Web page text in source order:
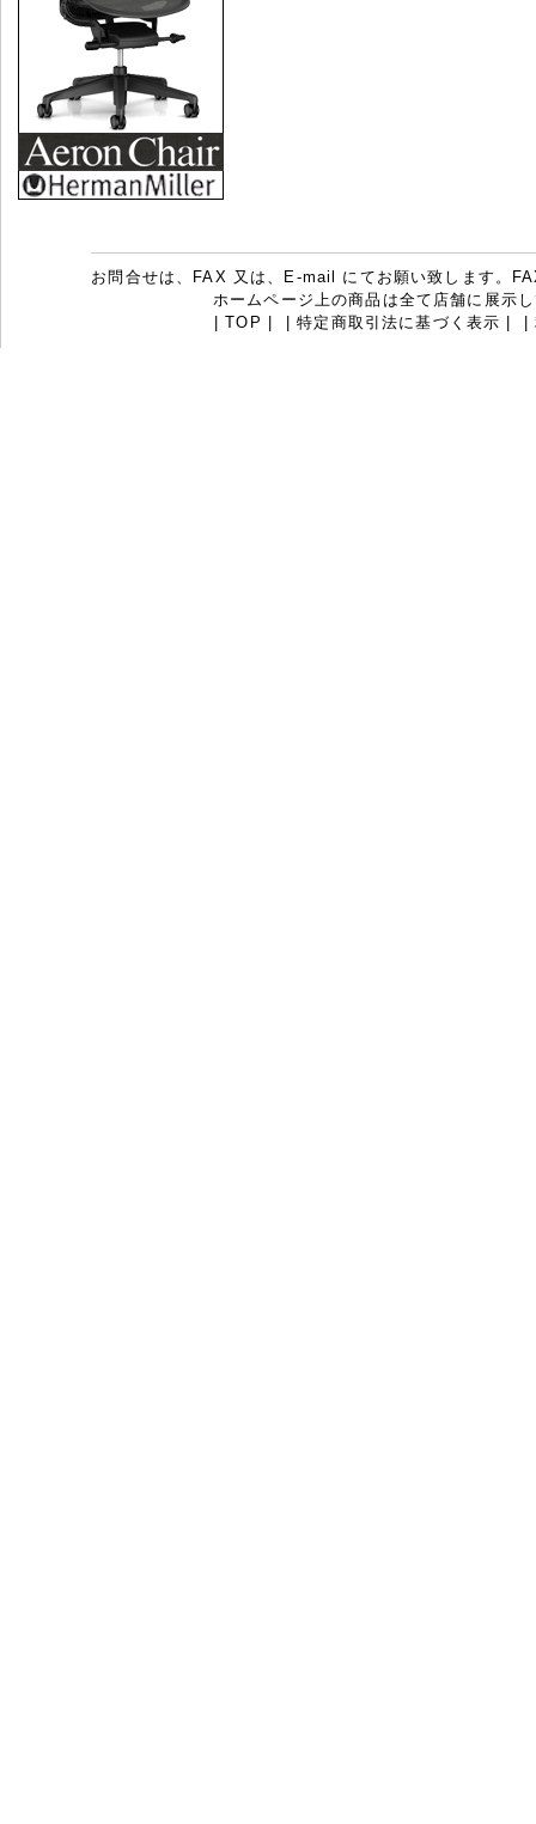
お問合せは、FAX 又は、E-mail にてお願い致します。
ホームページ上の商品は全て店舗に展示
|TOP |特定商取引法に基づく表示 |